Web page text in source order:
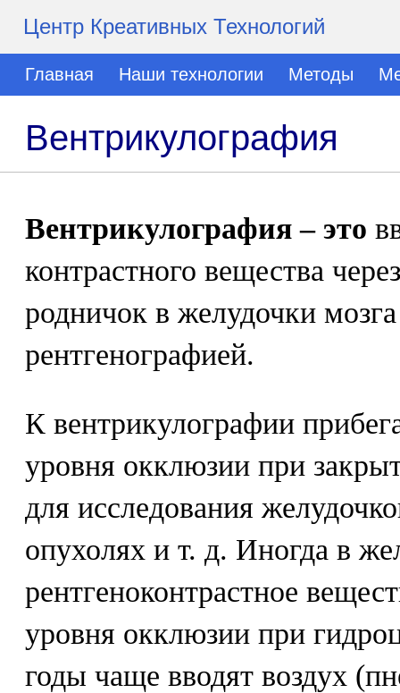
Центр Креативных Технологий
Главная Наши технологии Методы
Вентрикулография
Вентрикулография – это
контрастного вещества
родничок в желудочки
рентгенографией.
К вентрикулографии
уровня окклюзии при
для исследования
опухолях и т. д. Иногда в
рентгеноконтрастное
уровня окклюзии при
годы чаще вводят воздух